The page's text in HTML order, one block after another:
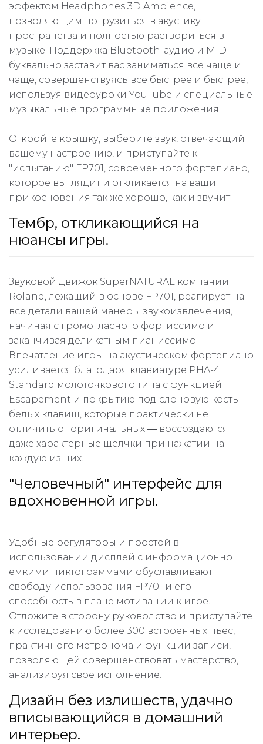
эффектом Headphones 3D Ambience,
позволяющим погрузиться в акустику
пространства и полностью раствориться в
музыке. Поддержка Bluetooth-аудио и MIDI
буквально заставит вас заниматься все чаще и
чаще, совершенствуясь все быстрее и быстрее,
используя видеоуроки YouTube и специальные
музыкальные программные приложения.
Откройте крышку, выберите звук, отвечающий
вашему настроению, и приступайте к
"испытанию" FP701, современного фортепиано,
которое выглядит и откликается на ваши
прикосновения так же хорошо, как и звучит.
Тембр, откликающийся на
нюансы игры.
Звуковой движок SuperNATURAL компании
Roland, лежащий в основе FP701, реагирует на
все детали вашей манеры звукоизвлечения,
начиная с громогласного фортиссимо и
заканчивая деликатным пианиссимо.
Впечатление игры на акустическом фортепиано
усиливается благодаря клавиатуре PHA-4
Standard молоточкового типа с функцией
Escapement и покрытию под слоновую кость
белых клавиш, которые практически не
отличить от оригинальных ― воссоздаются
даже характерные щелчки при нажатии на
каждую из них.
"Человечный" интерфейс для
вдохновенной игры.
Удобные регуляторы и простой в
использовании дисплей с информационно
емкими пиктограммами обуславливают
свободу использования FP701 и его
способность в плане мотивации к игре.
Отложите в сторону руководство и приступайте
к исследованию более 300 встроенных пьес,
практичного метронома и функции записи,
позволяющей совершенствовать мастерство,
анализируя свое исполнение.
Дизайн без излишеств, удачно
вписывающийся в домашний
интерьер.